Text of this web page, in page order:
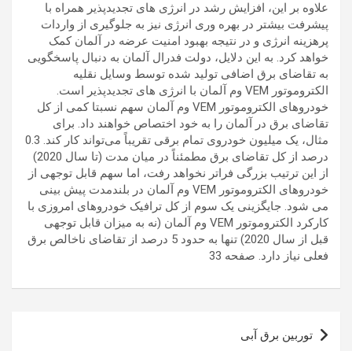
علاوه بر این، افزایش رشد در انرژی های تجدیدپذیر همراه با
پیشرفت بیشتر در بهره وری انرژی نیز به جلوگیری از واردات
پرهزینه انرژی و در نتیجه بهبود امنیت عرضه در آلمان کمک
خواهد کرد. به این دلایل، دولت فدرال آلمان به دنبال پاسخگویی
به تقاضای برق اضافی تولید شده توسط وسایل نقلیه
الکتروموتور VEM وم آلمان با انرژی های تجدیدپذیر است.
خودروهای الکتروموتور VEM وم آلمان سهم نسبتا کمی از کل
تقاضای برق در آلمان را به خود اختصاص خواهند داد. برای
مثال، یک میلیون خودروی تمام برقی تقریباً می‌تواند کار کند. 0.3
درصد از کل تقاضای برق مطمئناً در میان مدت (تا سال 2020)
از این ترتیب بزرگی فراتر نخواهد رفت، اما سهم قابل توجهی از
خودروهای الکتروموتور VEM وم آلمان در بلندمدت پیش بینی
می شود. جایگزینی یک سوم از کل ترافیک خودروهای امروزی با
کارکرد الکتروموتور VEM وم آلمان (نه به میزان قابل توجهی
قبل از سال 2020) تنها به حدود 5 درصد از تقاضای ناخالص برق
فعلی نیاز دارد. صفحه 33
راهبری
توربین برق آبی